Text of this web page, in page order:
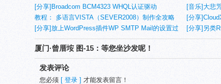
nts（非线程安全）/ts（线程安全）
nts（非线
[分享]Broadcom BCM4323 WHQL认证驱动
[音乐]大悲
教程： 多语言VISTA（SEVER2008）制作全攻略
[分享
[分享]放上WordPress插件WP SMTP Mail的设置过
程
[分享]另类
ROS
厦门·曾厝垵 图-15：等您坐沙发呢！
发表评论
您必须 [ 登录 ] 才能发表留言！